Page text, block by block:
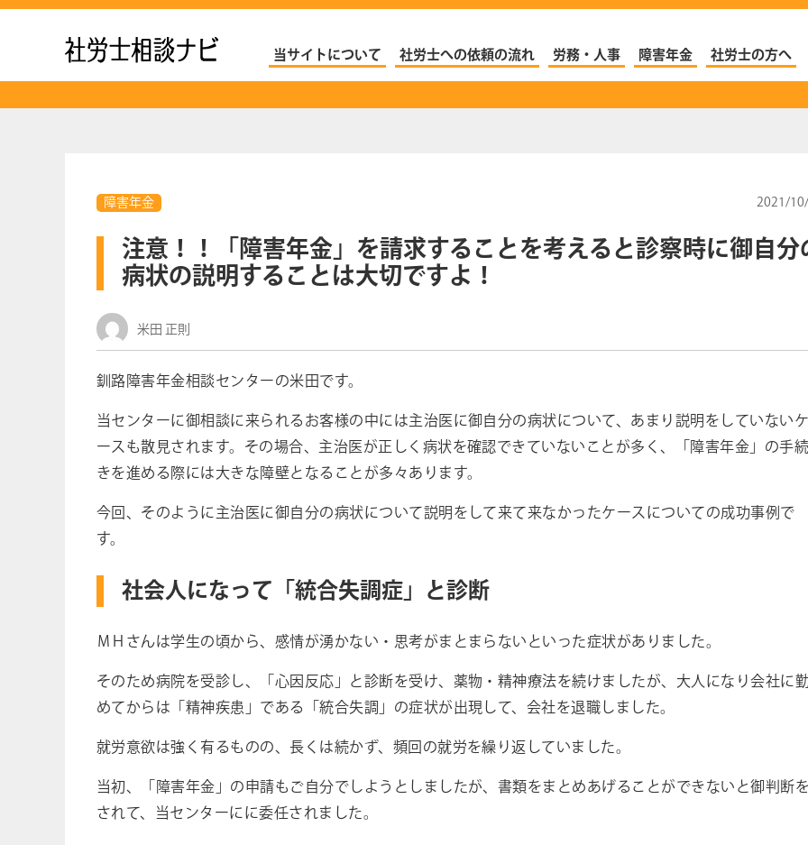
社労士ナビ
当サイトについて 社労士への依頼の流れ 労務・人事 障害年金 社労士の方へ
障害年金 2021/
注意！！「障害年金」を請求することを考えると診察時に御自分
病状の説明することは大切ですよ！
米田 正則
釧路障害年金相談センターの米田です。
当センターに御相談に来られるお客様の中には主治医に御自分の病状について、あまり説明をしていない
ースも散見されます。その場合、主治医が正しく病状を確認できていないことが多く、「障害年金」の手
きを進める際には大きな障壁となることが多々あります。
今回、そのように主治医に御自分の病状について説明をして来て来なかったケースについての成功事例で
す。
社会人になって「統合失調症」と診断
ＭＨさんは学生の頃から、感情が湧かない・思考がまとまらないといった症状がありました。
そのため病院を受診し、「心因反応」と診断を受け、薬物・精神療法を続けましたが、大人になり会社に
めてからは「精神疾患」である「統合失調」の症状が出現して、会社を退職しました。
就労意欲は強く有るものの、長くは続かず、頻回の就労を繰り返していました。
当初、「障害年金」の申請もご自分でしようとしましたが、書類をまとめあげることができないと御判断
されて、当センターにに委任されました。